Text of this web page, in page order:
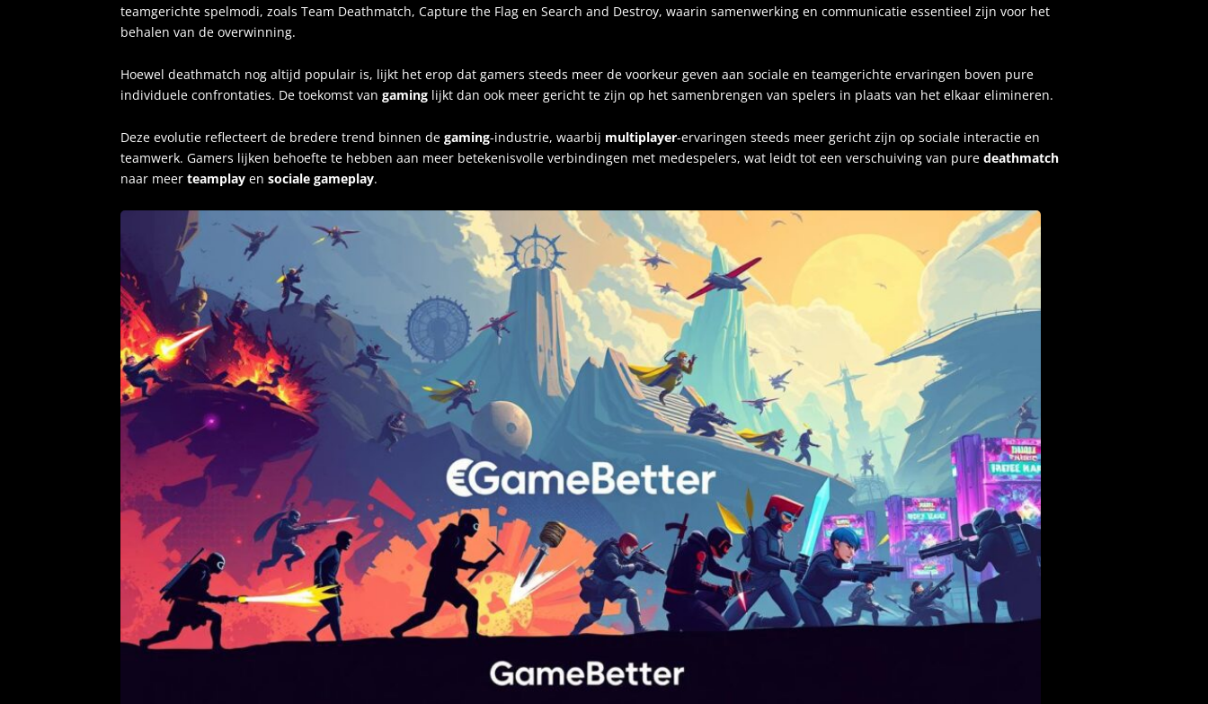
teamgerichte spelmodi, zoals Team Deathmatch, Capture the Flag en Search and Destroy, waarin samenwerking en communicatie essentieel zijn voor het
behalen van de overwinning.
Hoewel deathmatch nog altijd populair is, lijkt het erop dat gamers steeds meer de voorkeur geven aan sociale en teamgerichte ervaringen boven pure
individuele confrontaties. De toekomst vangaming lijkt dan ook meer gericht te zijn op het samenbrengen van spelers in plaats van het elkaar elimineren.
Deze evolutie reflecteert de bredere trend binnen degaming-industrie, waarbij multiplayer-ervaringen steeds meer gericht zijn op sociale interactie en
teamwerk. Gamers lijken behoefte te hebben aan meer betekenisvolle verbindingen met medespelers, wat leidt tot een verschuiving van puredeathmatch
naar meerteamplay ensociale gameplay.